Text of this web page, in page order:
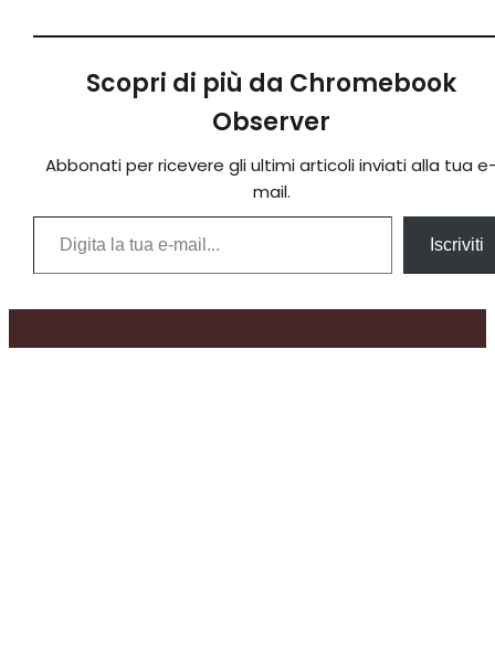
Scopri di più da Chromebook
Observer
Abbonati per ricevere gli ultimi articoli inviati alla tua
mail.
Digita la tua e-mail...
Iscriviti